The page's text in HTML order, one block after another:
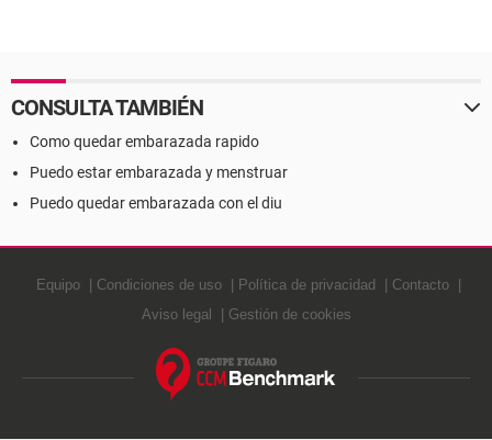
CONSULTA TAMBIÉN
Como quedar embarazada rapido
Puedo estar embarazada y menstruar
Puedo quedar embarazada con el diu
Equipo Condiciones de uso Política de privacidad
Contacto
Aviso legal
Gestión de cookies